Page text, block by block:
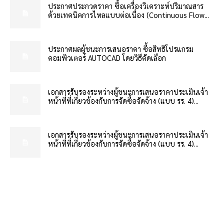
ประกาศประกวดราคา ซื้อเครื่องวิเคราะห์ปริมาณสาร
ด้วยเทคนิคการไหลแบบต่อเนื่อง (Continuous Flow...
ประกาศผลผู้ชนะการเสนอราคา ซื้อสิทธิโปรแกรม
คอมพิวเตอร์ AUTOCAD โดยวิธีคัดเลือก
เอกสารรับรองระหว่างผู้ชนะการเสนอราคาประเมินเจ้า
หน้าที่ที่เกี่ยวข้องกับการจัดซื้อจัดจ้าง (แบบ รร. 4)...
เอกสารรับรองระหว่างผู้ชนะการเสนอราคาประเมินเจ้า
หน้าที่ที่เกี่ยวข้องกับการจัดซื้อจัดจ้าง (แบบ รร. 4)...